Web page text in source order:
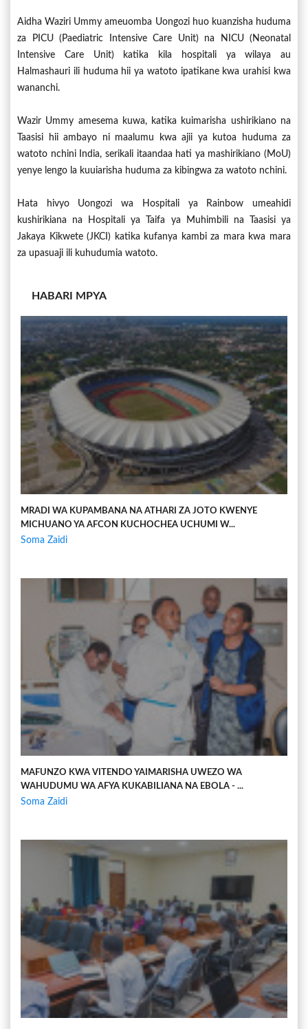
Aidha Waziri Ummy ameuomba Uongozi huo kuanzisha huduma
za PICU (Paediatric Intensive Care Unit) na NICU (Neonatal
Intensive Care Unit) katika kila hospitali ya wilaya au
Halmashauri ili huduma hii ya watoto ipatikane kwa urahisi kwa
wananchi.
Wazir Ummy amesema kuwa, katika kuimarisha ushirikiano na
Taasisi hii ambayo ni maalumu kwa ajii ya kutoa huduma za
watoto nchini India, serikali itaandaa hati ya mashirikiano (MoU)
yenye lengo la kuuiarisha huduma za kibingwa za watoto nchini.
Hata hivyo Uongozi wa Hospitali ya Rainbow umeahidi
kushirikiana na Hospitali ya Taifa ya Muhimbili na Taasisi ya
Jakaya Kikwete (JKCI) katika kufanya kambi za mara kwa mara
za upasuaji ili kuhudumia watoto.
HABARI MPYA
MRADI WA KUPAMBANA NA ATHARI ZA JOTO KWENYE
MICHUANO YA AFCON KUCHOCHEA UCHUMI W...
Soma Zaidi
MAFUNZO KWA VITENDO YAIMARISHA UWEZO WA
WAHUDUMU WA AFYA KUKABILIANA NA EBOLA - ...
Soma Zaidi